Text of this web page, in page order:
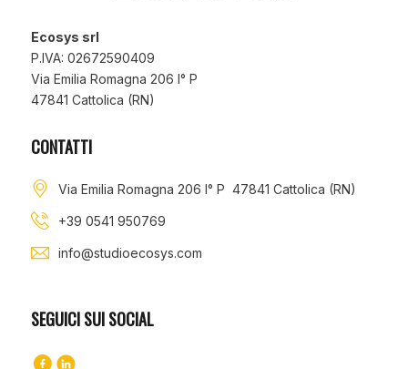
Ecosys srl
P.IVA: 02672590409
Via Emilia Romagna 206 I° P
47841 Cattolica (RN)
CONTATTI
Via Emilia Romagna 206 I° P 47841 Cattolica (RN)
+39 0541 950769
info@studioecosys.com
SEGUICI SUI SOCIAL